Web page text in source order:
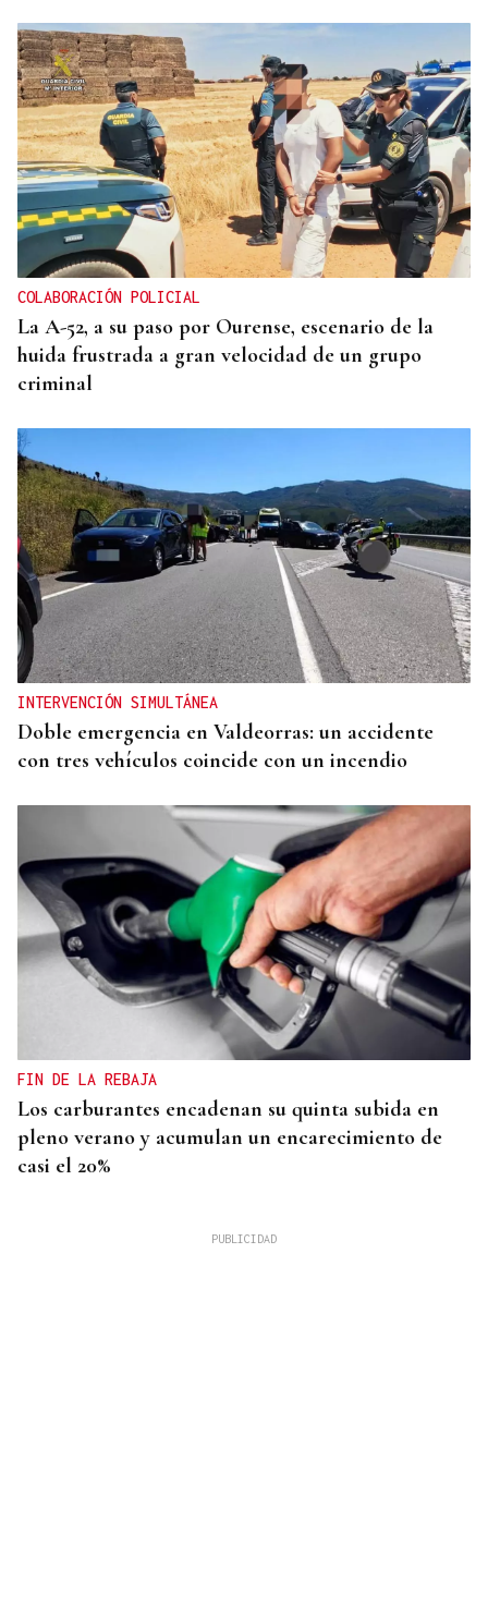
CRECIMIENTO DEMOGRÁFICO
Gráfico | España roza los 50 millones de habitantes
tras alcanzar un nuevo máximo histórico
COLABORACIÓN POLICIAL
La A-52, a su paso por Ourense, escenario de la
huida frustrada a gran velocidad de un grupo
criminal
INTERVENCIÓN SIMULTÁNEA
Doble emergencia en Valdeorras: un accidente
con tres vehículos coincide con un incendio
FIN DE LA REBAJA
Los carburantes encadenan su quinta subida en
pleno verano y acumulan un encarecimiento de
casi el 20%